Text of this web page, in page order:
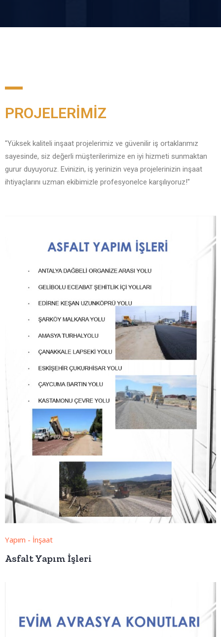
PROJELERİMİZ
"Yüksek kaliteli inşaat projelerimiz ve güvenilir iş ortaklarımız
sayesinde, siz değerli müşterilerimize en iyi hizmeti sunmaktan
gurur duyuyoruz. Evinizin, iş yerinizin veya projelerinizin inşaat
ihtiyaçlarını uzman ekibimizle profesyonelce karşılıyoruz!"
Yapım - İnşaat
Asfalt Yapım İşleri